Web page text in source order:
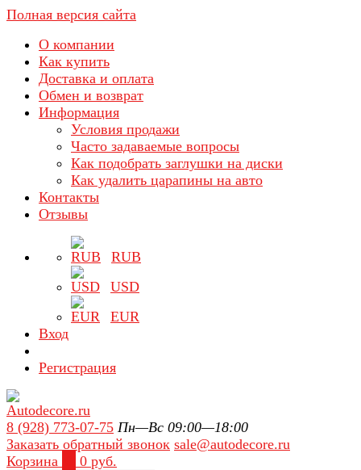
Полная версия сайта
О компании
Как купить
Доставка и оплата
Обмен и возврат
Информация
Условия продажи
Часто задаваемые вопросы
Как подобрать заглушки на диски
Как удалить царапины на авто
Контакты
Отзывы
RUB
USD
EUR
Вход
Регистрация
8 (928) 773-07-75 Пн—Вс 09:00—18:00
Заказать обратный звонок sale@autodecore.ru
Корзина
0 руб.